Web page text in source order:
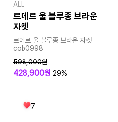
ALL
르메르 울 블루종 브라운
자켓
르메르 울 블루종 브라운 자켓
cob0998
598,000원
428,900원 29%
7